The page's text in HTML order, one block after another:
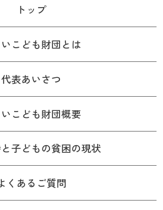
トップ
こども財団とは
代表あいさつ
こども財団概要
子どもの貧困の現状
くあるご質問